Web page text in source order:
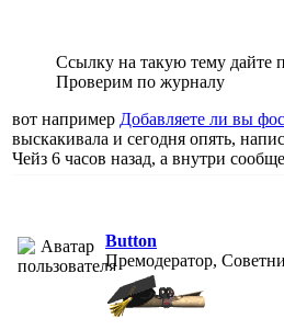
Ссылку на такую тему дайте
Проверим по журналу
вот например Добавляете ли вы
выскакивала и сегодня опять,
Чейз 6 часов назад, а внутри
Button
Премодератор,